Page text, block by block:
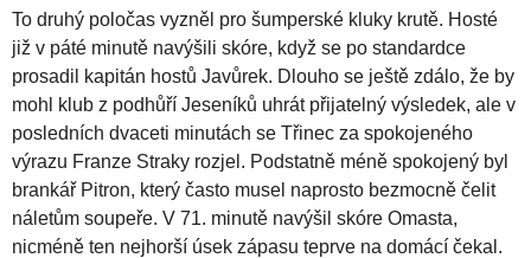
To druhý poločas vyzněl pro šumperské kluky krutě. Hosté
již v páté minutě navýšili skóre, když se po standardce
prosadil kapitán hostů Javůrek. Dlouho se ještě zdálo, že by
mohl klub z podhůří Jeseníků uhrát přijatelný výsledek, ale v
posledních dvaceti minutách se Třinec za spokojeného
výrazu Franze Straky rozjel. Podstatně méně spokojený byl
brankář Pitron, který často musel naprosto bezmocně čelit
náletům soupeře. V 71. minutě navýšil skóre Omasta,
nicméně ten nejhorší úsek zápasu teprve na domácí čekal.